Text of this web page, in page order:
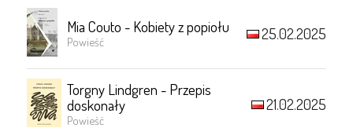
Mia Couto - Kobiety z popiołu
Powieść 25.02.2025
Torgny Lindgren - Przepis
doskonały
Powieść
21.02.2025